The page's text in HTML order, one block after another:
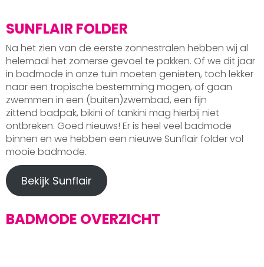
SUNFLAIR FOLDER
Na het zien van de eerste zonnestralen hebben wij al
helemaal het zomerse gevoel te pakken. Of we dit jaar
in badmode in onze tuin moeten genieten, toch lekker
naar een tropische bestemming mogen, of gaan
zwemmen in een (buiten)zwembad, een fijn
zittend badpak, bikini of tankini mag hierbij niet
ontbreken. Goed nieuws! Er is heel veel badmode
binnen en we hebben een nieuwe Sunflair folder vol
mooie badmode.
Bekijk Sunflair
BADMODE OVERZICHT